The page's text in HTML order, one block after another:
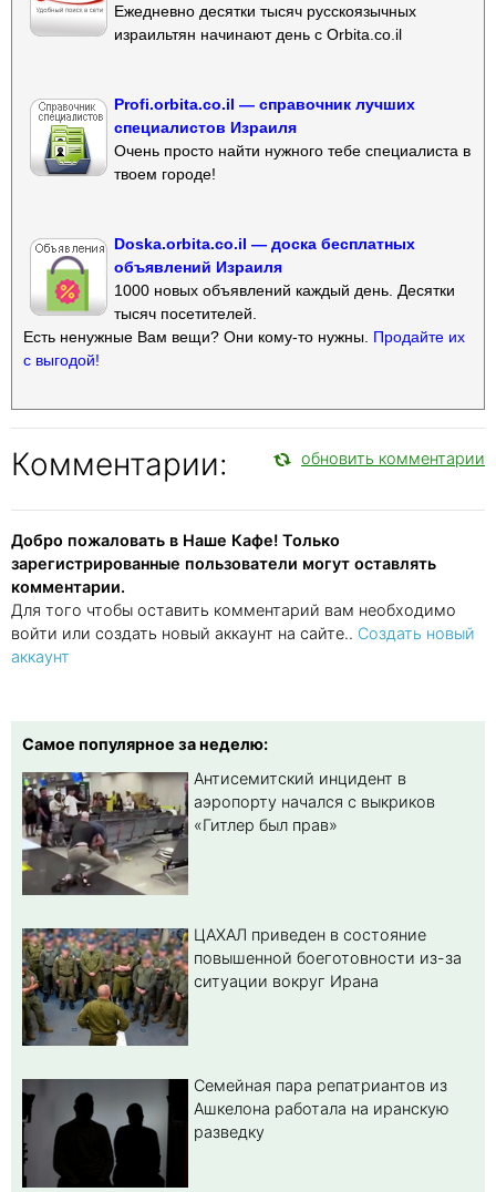
Ежедневно десятки тысяч русскоязычных
израильтян начинают день с Orbita.co.il
Profi.orbita.co.il — справочник лучших
специалистов Израиля
Очень просто найти нужного тебе специалиста в
твоем городе!
Doska.orbita.co.il — доска бесплатных
объявлений Израиля
1000 новых объявлений каждый день. Десятки
тысяч посетителей.
Есть ненужные Вам вещи? Они кому-то нужны. Продайте их
с выгодой!
Комментарии: обновить комментарии
Добро пожаловать в Наше Кафе! Только
зарегистрированные пользователи могут оставлять
комментарии.
Для того чтобы оставить комментарий вам необходимо
войти или создать новый аккаунт на сайте.. Создать новый
аккаунт
Самое популярное за неделю:
Антисемитский инцидент в
аэропорту начался с выкриков
«Гитлер был прав»
ЦАХАЛ приведен в состояние
повышенной боеготовности из-за
ситуации вокруг Ирана
Семейная пара репатриантов из
Ашкелона работала на иранскую
разведку